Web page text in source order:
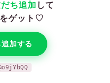
ち追加 して
ゲット♡
加する